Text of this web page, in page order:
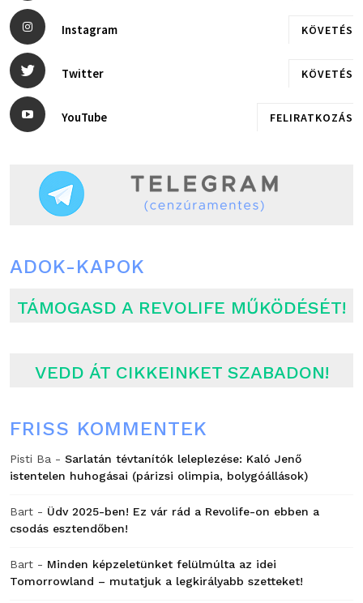
Instagram KÖVETÉS
Twitter KÖVETÉS
YouTube FELIRATKOZÁS
ADOK-KAPOK
TÁMOGASD A REVOLIFE MŰKÖDÉSÉT!
VEDD ÁT CIKKEINKET SZABADON!
FRISS KOMMENTEK
Pisti Ba - Sarlatán tévtanítók leleplezése: Kaló Jenő
istentelen huhogásai (párizsi olimpia, bolygóállások)
Bart - Üdv 2025-ben! Ez vár rád a Revolife-on ebben a
csodás esztendőben!
Bart - Minden képzeletünket felülmúlta az idei
Tomorrowland – mutatjuk a legkirályabb szetteket!